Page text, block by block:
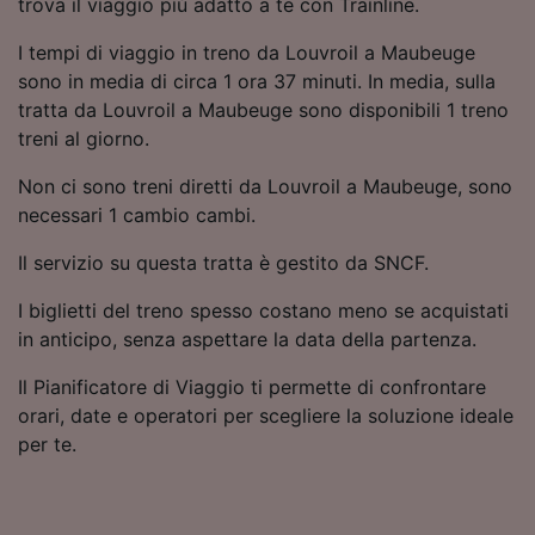
I tempi di viaggio in treno da Louvroil a Maubeuge
sono in media di circa 1 ora 37 minuti. In media, sulla
tratta da Louvroil a Maubeuge sono disponibili 1 treno
treni al giorno.
Non ci sono treni diretti da Louvroil a Maubeuge, sono
necessari 1 cambio cambi.
Il servizio su questa tratta è gestito da SNCF.
I biglietti del treno spesso costano meno se acquistati
in anticipo, senza aspettare la data della partenza.
Il Pianificatore di Viaggio ti permette di confrontare
orari, date e operatori per scegliere la soluzione ideale
per te.
pubblico, sviluppo di servizi.
Elenco dei partner (fornitori)